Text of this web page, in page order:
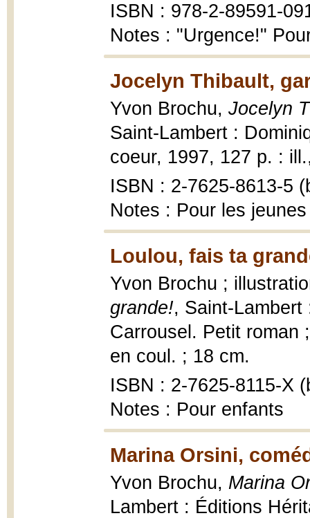
ISBN : 978-2-89591-
Notes : "Urgence!"
Jocelyn Thibault,
Yvon Brochu, Jocelyn
Saint-Lambert :
coeur, 1997, 127 p. :
ISBN : 2-7625-8613-5
Notes : Pour les jeunes
Loulou, fais ta
Yvon Brochu ;
grande!, Saint-
Carrousel. Petit roman
en coul. ; 18 cm.
ISBN : 2-7625-8115-X
Notes : Pour enfants
Marina Orsini,
Yvon Brochu, Marina
Lambert : Éditions